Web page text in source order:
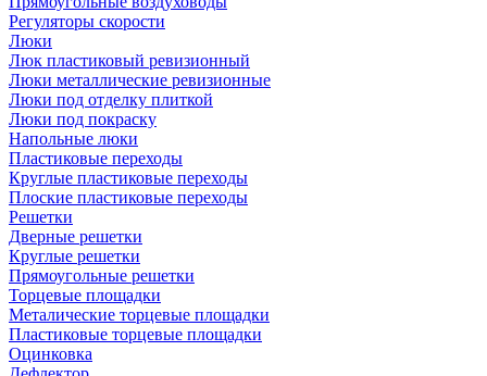
Регуляторы скорости
Люки
Люк пластиковый ревизионный
Люки металлические ревизионные
Люки под отделку плиткой
Люки под покраску
Напольные люки
Пластиковые переходы
Круглые пластиковые переходы
Плоские пластиковые переходы
Решетки
Дверные решетки
Круглые решетки
Прямоугольные решетки
Торцевые площадки
Металические торцевые площадки
Пластиковые торцевые площадки
Оцинковка